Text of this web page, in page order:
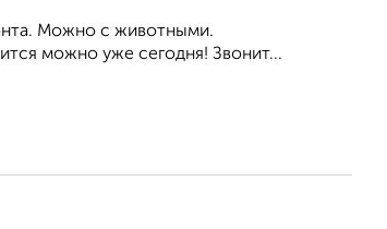
Можно с животными.
можно уже сегодня! Звонит...